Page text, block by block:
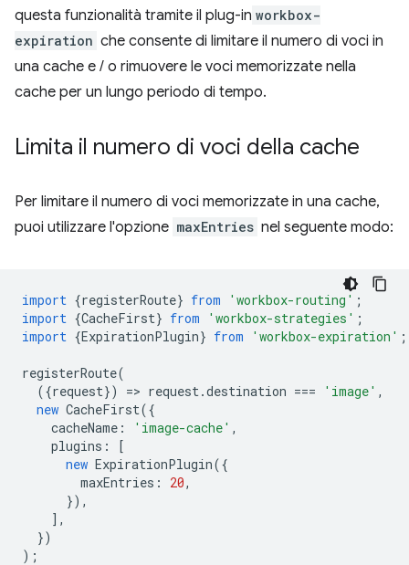
questa funzionalità tramite il plug-in workbox-
expiration che consente di limitare il numero di voci in
una cache e / o rimuovere le voci memorizzate nella
cache per un lungo periodo di tempo.
Limita il numero di voci della cache
Per limitare il numero di voci memorizzate in una cache,
puoi utilizzare l'opzione maxEntries nel seguente modo:
import {registerRoute} from 'workbox-routing' ;
import {CacheFirst} from 'workbox-strategies' ;
import {ExpirationPlugin} from 'workbox-expiration' ;
registerRoute(
({request}) => request.destination === 'image' ,
new CacheFirst({
cacheName : 'image-cache' ,
plugins :
[
new ExpirationPlugin({
maxEntries : 20,
}),
],
})
);